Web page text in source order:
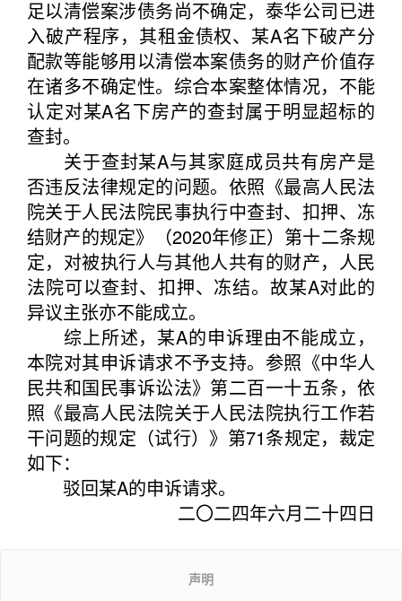
足以清偿案涉债务尚不确定，泰华公司已进
入破产程序，其租金债权、某A名下破产分
配款等能够用以清偿本案债务的财产价值存
在诸多不确定性。综合本案整体情况，不能
认定对某A名下房产的查封属于明显超标的
查封。
关于查封某A与其家庭成员共有房产是
否违反法律规定的问题。依照《最高人民法
院关于人民法院民事执行中查封、扣押、冻
结财产的规定》（2020年修正）第十二条规
定，对被执行人与其他人共有的财产，人民
法院可以查封、扣押、冻结。故某A对此的
异议主张亦不能成立。
综上所述，某A的申诉理由不能成立，
本院对其申诉请求不予支持。参照《中华人
民共和国民事诉讼法》第二百一十五条，依
照《最高人民法院关于人民法院执行工作若
干问题的规定（试行）》第71条规定，裁定
如下：
驳回某A的申诉请求。
二〇二四年六月二十四日
声明